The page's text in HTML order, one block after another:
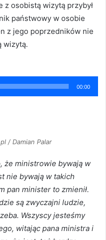
z osobistą wizytą przybył
państwowy w osobie
z jego poprzedników nie
wizytą.
00:00
/ Damian Palar
że ministrowie bywają w
nie bywają w takich
pan minister to zmienił.
są zwyczajni ludzie,
Wszyscy jesteśmy
witając pana ministra i